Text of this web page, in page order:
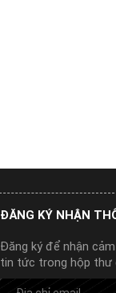
ĐĂNG KÝ NHẬN
Đăng ký để nhận
tin tức trong hộp thư